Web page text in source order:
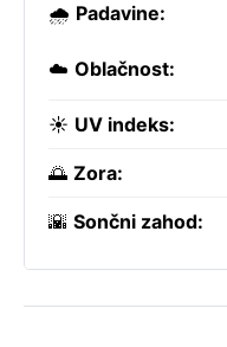
🌧️ Padavine:
☁️ Oblačnost:
☀️ UV indeks:
🌅 Zora:
🌇 Sončni zahod: